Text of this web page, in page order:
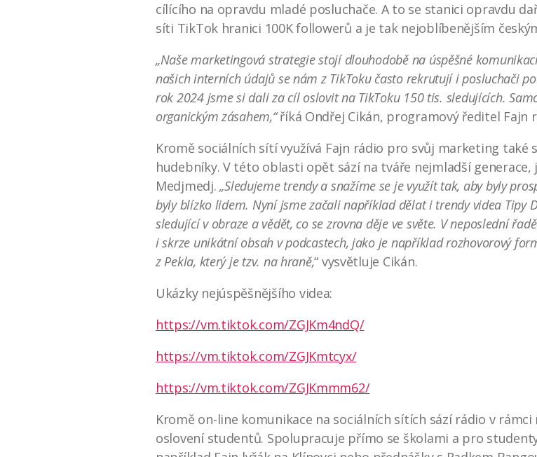
cílícího na opravdu mladé posluchače. A to se stanici opravdu
síti TikTok hranici 100K followerů a je tak nejoblíbenějším
„Naše marketingová strategie stojí dlouhodobě na úspěšné
našich interních údajů se nám z TikToku často rekrutují i posluchači
rok 2024 jsme si dali za cíl oslovit na TikToku 150 tis. sledujících.
organickým zásahem,“říká Ondřej Cikán, programový ředitel Fajn
Kromě sociálních sítí využívá Fajn rádio pro svůj marketing
hudebníky. V této oblasti opět sází na tváře nejmladší generace,
Medjmedj.„Sledujeme trendy a snažíme se je využít tak, aby byly
byly blízko lidem. Nyní jsme začali například dělat i trendy videa Tipy
sledující v obraze a vědět, co se zrovna děje ve světe. V neposlední
i skrze unikátní obsah v podcastech, jako je například rozhovorový
z Pekla, který je tzv. na hraně,“ vysvětluje Cikán.
Ukázky nejúspěšnějšího videa:
https://vm.tiktok.com/ZGJKm4ndQ/
https://vm.tiktok.com/ZGJKmtcyx/
https://vm.tiktok.com/ZGJKmmm62/
Kromě on-line komunikace na sociálních sítích sází rádio v
oslovení studentů. Spolupracuje přímo se školami a pro